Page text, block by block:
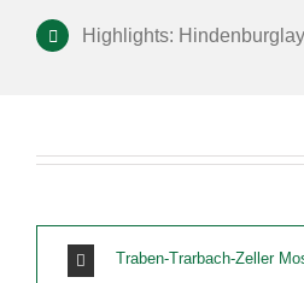
Highlights:
Traben-Trarbach-Zeller